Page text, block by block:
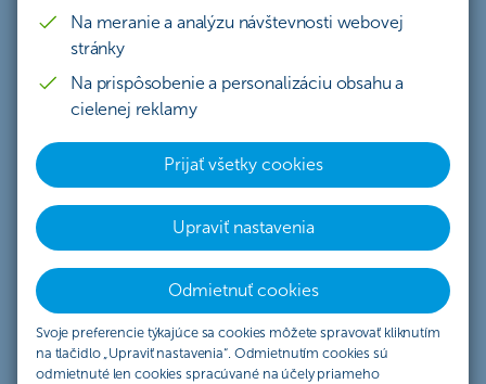
Na meranie a analýzu návštevnosti webovej
stránky
Na prispôsobenie a personalizáciu obsahu a
cielenej reklamy
Prijať všetky cookies
Upraviť nastavenia
Odmietnuť cookies
Svoje preferencie týkajúce sa cookies môžete spravovať kliknutím
na tlačidlo „Upraviť nastavenia“. Odmietnutím cookies sú
odmietnuté len cookies spracúvané na účely priameho
Svetová populácia starne, náklady
na zdravotníctvo rastú
Inovatívne postupy a technológie
Zdravotníctvo – defenzívny sektor
so stabilnými príjmami
Zdravotnícky sektor zahŕňa spoločnosti, ktoré
poskytujú zdravotnícke služby a starostlivosť,